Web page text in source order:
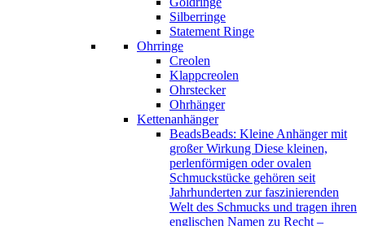
Silberringe
Statement Ringe
Ohrringe
Creolen
Klappcreolen
Ohrstecker
Ohrhänger
Kettenanhänger
BeadsBeads: Kleine Anhänger mit
großer Wirkung Diese kleinen,
perlenförmigen oder ovalen
Schmuckstücke gehören seit
Jahrhunderten zur faszinierenden
Welt des Schmucks und tragen ihren
englischen Namen zu Recht –